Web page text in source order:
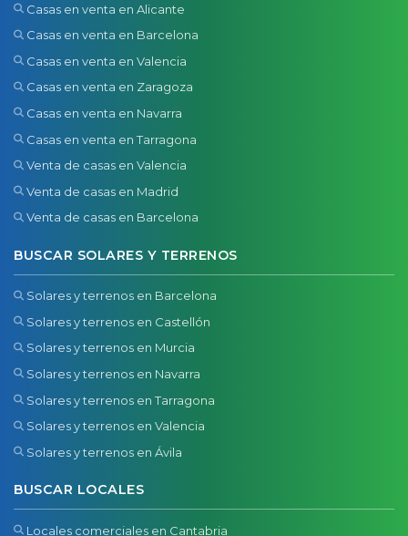
Casas en venta en Alicante
Casas en venta en Barcelona
Casas en venta en Valencia
Casas en venta en Zaragoza
Casas en venta en Navarra
Casas en venta en Tarragona
Venta de casas en Valencia
Venta de casas en Madrid
Venta de casas en Barcelona
BUSCAR SOLARES Y TERRENOS
Solares y terrenos en Barcelona
Solares y terrenos en Castellón
Solares y terrenos en Murcia
Solares y terrenos en Navarra
Solares y terrenos en Tarragona
Solares y terrenos en Valencia
Solares y terrenos en Ávila
BUSCAR LOCALES
Locales comerciales en Cantabria